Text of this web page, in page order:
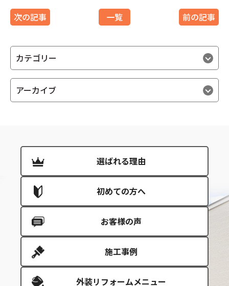
次の記事 一覧 前の記事
カテゴリー
アーカイブ
選ばれる理由
初めての方へ
お客様の声
施工事例
外装リフォームメニュー